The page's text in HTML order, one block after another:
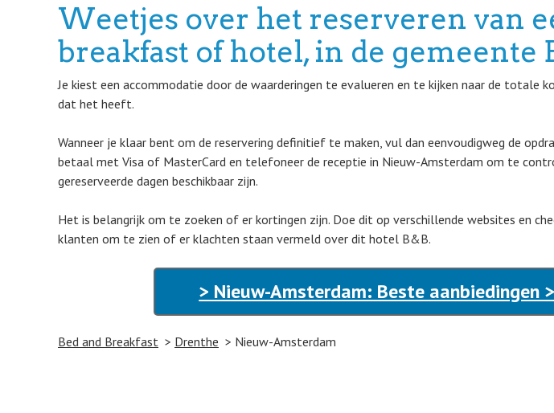
Weetjes over het reserveren van
breakfast of hotel, in de gemeente
Je kiest een accommodatie door de waarderingen te evalueren en te kijken naar de totale
dat het heeft.
Wanneer je klaar bent om de reservering definitief te maken, vul dan eenvoudigweg de
betaal met Visa of MasterCard en telefoneer de receptie in Nieuw-Amsterdam om te
gereserveerde dagen beschikbaar zijn.
Het is belangrijk om te zoeken of er kortingen zijn. Doe dit op verschillende websites en
klanten om te zien of er klachten staan vermeld over dit hotel B&B.
> Nieuw-Amsterdam: Beste aanbiedingen >
Bed and Breakfast Drenthe Nieuw-Amsterdam